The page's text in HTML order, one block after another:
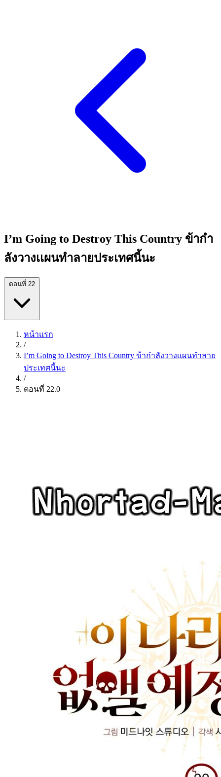
I’m Going to Destroy This Country ข้ากำ
ลังวางเเผนทำลายประเทศนี้นะ
ตอนที่ 22
หน้าแรก
/
I’m Going to Destroy This Country ข้ากำลังวางเเผนทำลาย
ประเทศนี้นะ
/
ตอนที่ 22.0